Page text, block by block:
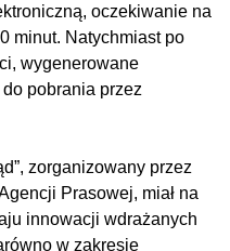
oczekiwanie na
minut. Natychmiast po
wygenerowane
pobrania przez
zorganizowany przez
Prasowej, miał na
innowacji wdrażanych
w zakresie